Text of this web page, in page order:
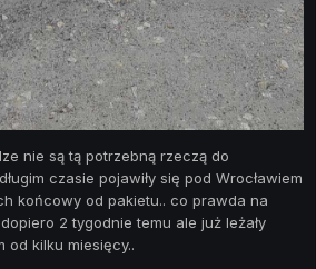
nie są tą potrzebną rzeczą do
czasie pojawiły się pod Wrocławiem
końcowy od pakietu.. co prawda na
2 tygodnie temu ale już leżały
od kilku miesięcy..